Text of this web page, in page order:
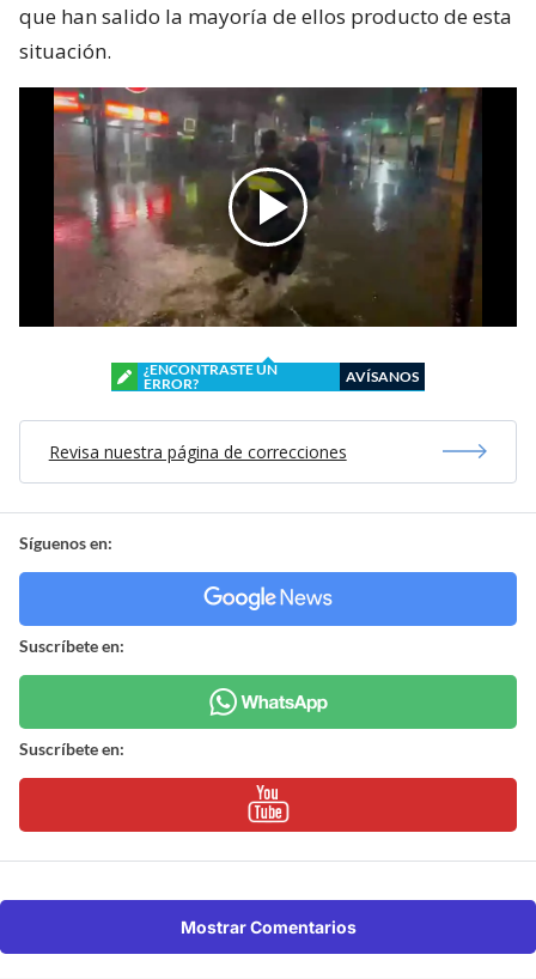
que han salido la mayoría de ellos producto de esta
situación.
¿ENCONTRASTE UN
ERROR?
AVÍSANOS
Revisa nuestra página de correcciones
Síguenos en:
Suscríbete en:
Suscríbete en:
Mostrar Comentarios